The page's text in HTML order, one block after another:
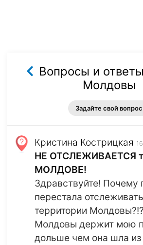
Вопросы и
Молдовы
Задайте свой вопрос
Кристина Кострицкая
НЕ ОТСЛЕЖИВАЕТСЯ
МОЛДОВЕ!
Здравствуйте! Почему
перестала
территории
Молдовы держит мою
дольше чем она шла из